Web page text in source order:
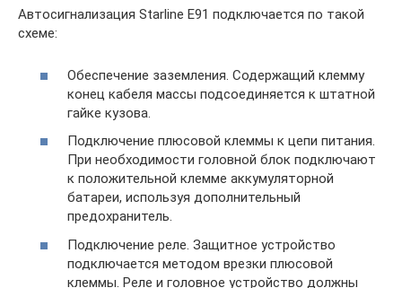
Автосигнализация Starline E91 подключается по такой
схеме:
Обеспечение заземления. Содержащий клемму
конец кабеля массы подсоединяется к штатной
гайке кузова.
Подключение плюсовой клеммы к цепи питания.
При необходимости головной блок подключают
к положительной клемме аккумуляторной
батареи, используя дополнительный
предохранитель.
Подключение реле. Защитное устройство
подключается методом врезки плюсовой
клеммы. Реле и головное устройство должны